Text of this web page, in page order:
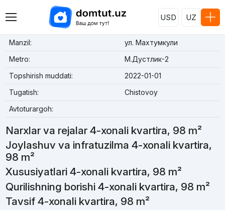
USD UZ
Manzil:
ул. Махтумкули
Metro:
М.Дустлик-2
Topshirish muddati:
2022-01-01
Tugatish:
Chistovoy
Avtoturargoh:
Narxlar va rejalar 4-xonali kvartira, 98 m²
Joylashuv va infratuzilma 4-xonali kvartira,
98 m²
Xususiyatlari 4-xonali kvartira, 98 m²
Qurilishning borishi 4-xonali kvartira, 98 m²
Tavsif 4-xonali kvartira, 98 m²